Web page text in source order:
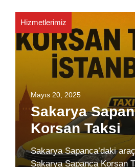
Hizmetlerimiz
Mayıs 20, 2025
Sakarya
Korsan Taksi
Sakarya Sapanca’daki
Sakarya Sapanca Korsan